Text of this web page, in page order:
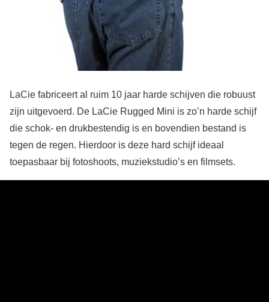
LaCie fabriceert al ruim 10 jaar harde schijven die robuust
zijn uitgevoerd. De LaCie Rugged Mini is zo’n harde schijf
die schok- en drukbestendig is en bovendien bestand is
tegen de regen. Hierdoor is deze hard schijf ideaal
toepasbaar bij fotoshoots, muziekstudio’s en filmsets.